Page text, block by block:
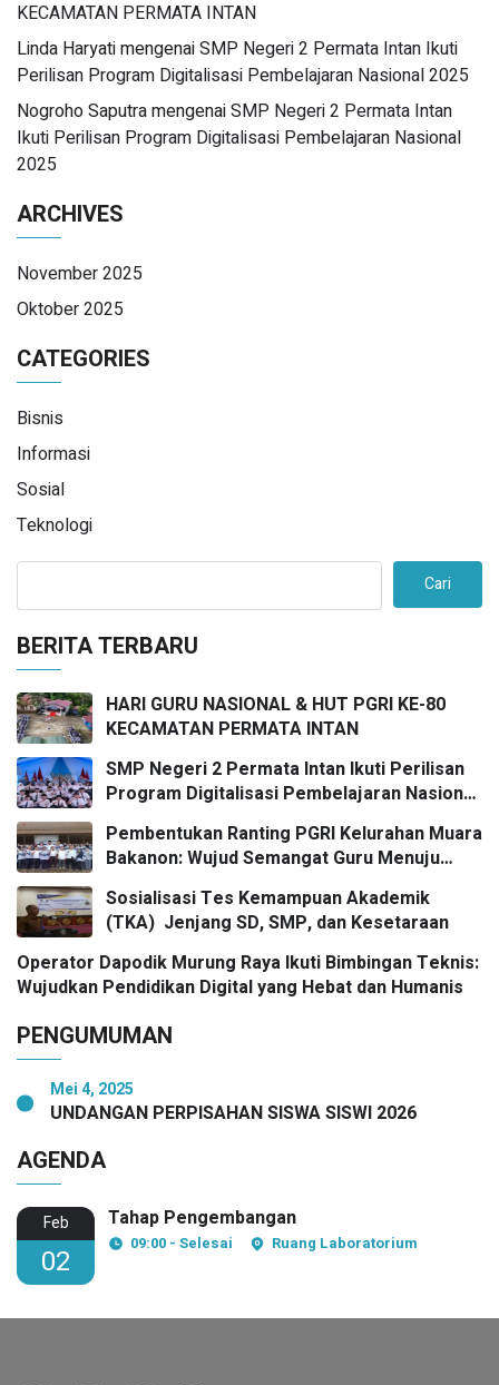
KECAMATAN PERMATA INTAN
Linda HaryatimengenaiSMP Negeri 2 Permata Intan Ikuti
Perilisan Program Digitalisasi Pembelajaran Nasional 2025
Nogroho SaputramengenaiSMP Negeri 2 Permata Intan
Ikuti Perilisan Program Digitalisasi Pembelajaran Nasional
2025
ARCHIVES
November 2025
Oktober 2025
CATEGORIES
Bisnis
Informasi
Sosial
Teknologi
Cari
BERITA TERBARU
HARI GURU NASIONAL & HUT PGRI KE-80
KECAMATAN PERMATA INTAN
SMP Negeri 2 Permata Intan Ikuti Perilisan
Program Digitalisasi Pembelajaran Nasional
Pembentukan Ranting PGRI Kelurahan Muara
Bakanon: Wujud Semangat Guru Menuju
Sosialisasi Tes Kemampuan Akademik
(TKA) Jenjang SD, SMP, dan Kesetaraan
Operator Dapodik Murung Raya Ikuti Bimbingan Teknis:
Wujudkan Pendidikan Digital yang Hebat dan Humanis
PENGUMUMAN
Mei 4, 2025
UNDANGAN PERPISAHAN SISWA SISWI 2026
AGENDA
Feb
02
Tahap Pengembangan
09:00 - Selesai Ruang Laboratorium